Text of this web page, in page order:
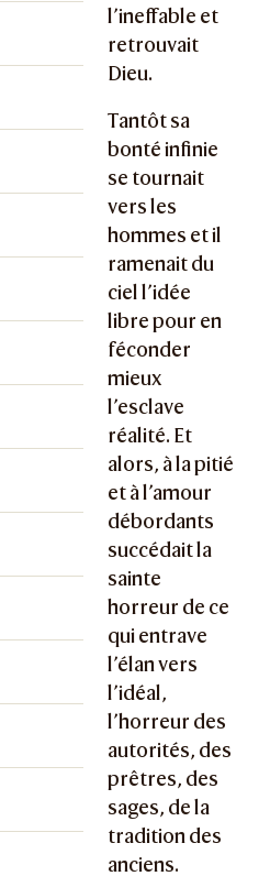
l’ineffable et
retrouvait
Dieu.
Tantôt sa
bonté infinie
se tournait
vers les
hommes et il
ramenait du
ciel l’idée
libre pour en
féconder
mieux
l’esclave
réalité. Et
alors, à la pitié
et à l’amour
débordants
succédait la
sainte
horreur de ce
qui entrave
l’élan vers
l’idéal,
l’horreur des
autorités, des
prêtres, des
sages, de la
tradition des
anciens.